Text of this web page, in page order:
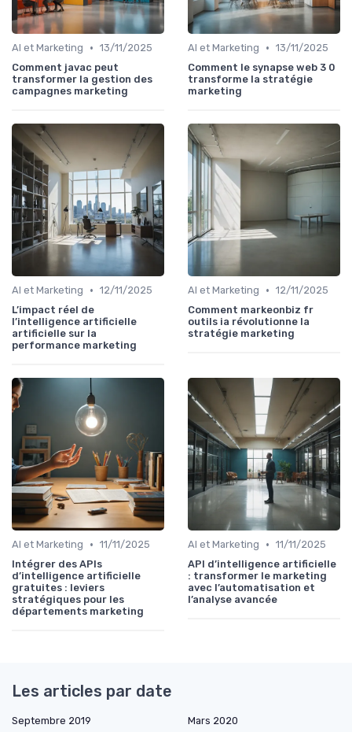
AI et Marketing • 13/11/2025
Comment javac peut
transformer la gestion des
campagnes marketing
AI et Marketing • 13/11/2025
Comment le synapse web 3 0
transforme la stratégie
marketing
AI et Marketing • 12/11/2025
L’impact réel de
l’intelligence artificielle
artificielle sur la
performance marketing
AI et Marketing • 12/11/2025
Comment markeonbiz fr
outils ia révolutionne la
stratégie marketing
AI et Marketing • 11/11/2025
Intégrer des APIs
d’intelligence artificielle
gratuites : leviers
stratégiques pour les
départements marketing
AI et Marketing • 11/11/2025
API d’intelligence artificielle
: transformer le marketing
avec l’automatisation et
l’analyse avancée
Les articles par date
Septembre 2019
Mars 2020